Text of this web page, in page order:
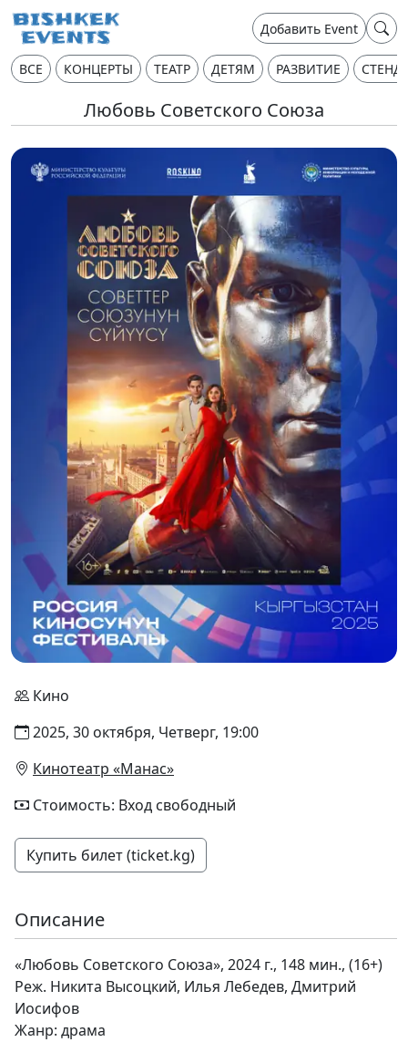
Добавить Event
ВСЕ КОНЦЕРТЫ ТЕАТР ДЕТЯМ РАЗВИТИЕ
Любовь Советского Союза
Кино
2025, 30 октября, Четверг, 19:00
Кинотеатр «Манас»
Стоимость: Вход свободный
Купить билет (ticket.kg)
Описание
«Любовь Советского Союза», 2024 г., 148 мин., (16+)
Реж. Никита Высоцкий, Илья Лебедев, Дмитрий
Иосифов
Жанр: драма